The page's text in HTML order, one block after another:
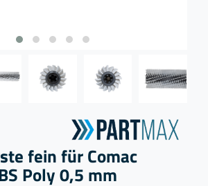
fein für Comac
Poly 0,5 mm